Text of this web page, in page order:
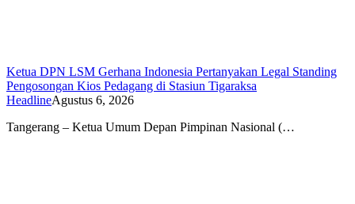
Ketua DPN LSM Gerhana Indonesia Pertanyakan Legal Standing
Pengosongan Kios Pedagang di Stasiun Tigaraksa
HeadlineAgustus 6, 2026
Tangerang – Ketua Umum Depan Pimpinan Nasional (…